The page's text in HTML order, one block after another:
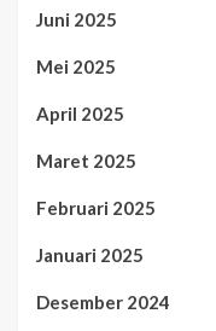
Juni 2025
Mei 2025
April 2025
Maret 2025
Februari 2025
Januari 2025
Desember 2024